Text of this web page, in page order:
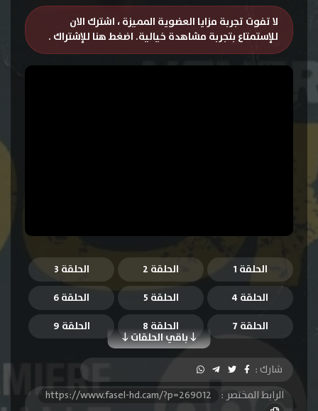
لا تفوت تجربة مزايا العضوية المميزة ، اشترك الان
للإستمتاع بتجربة مشاهدة خيالية. اضغط هنا للإشتراك .
الحلقة 1 الحلقة 2
الحلقة 3
الحلقة 4
الحلقة 5 الحلقة 6
باقي الحلقات
الحلقة 7 الحلقة 8
الحلقة 9
الحلقة 11
الحلقة 12
الحلقة 14
الحلقة 15
شارك :
الرابط المختصر :
https://www.fasel-hd.cam/?p=269012